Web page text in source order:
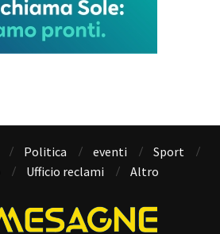
Politica eventi
Sport
Ufficio reclami Altro